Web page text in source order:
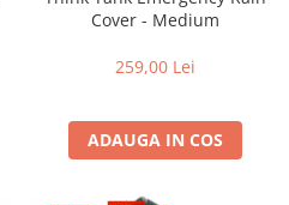
Cover - Medium
259,00 Lei
ADAUGA IN COS